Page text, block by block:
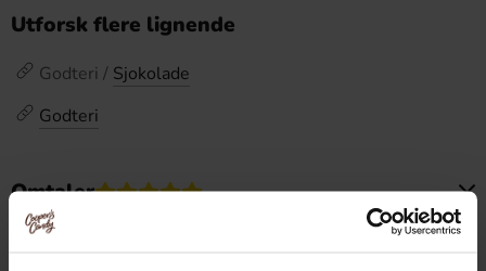
Utforsk flere lignende
Godteri / Sjokolade
Godteri
Omtaler